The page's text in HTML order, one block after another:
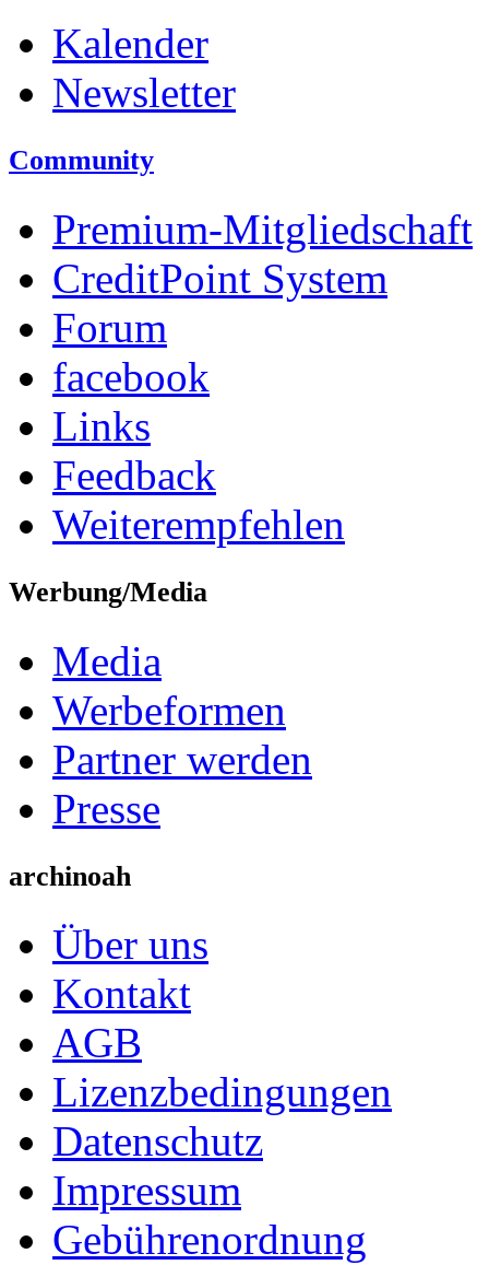
Kalender
Newsletter
Community
Premium-Mitgliedschaft
CreditPoint System
Forum
facebook
Links
Feedback
Weiterempfehlen
Werbung/Media
Media
Werbeformen
Partner werden
Presse
archinoah
Über uns
Kontakt
AGB
Lizenzbedingungen
Datenschutz
Impressum
Gebührenordnung